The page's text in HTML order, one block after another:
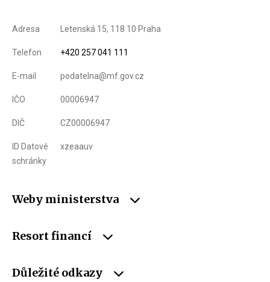
Adresa Letenská 15, 118 10 Praha
Telefon +420 257 041 111
E-mail podatelna@mf.gov.cz
IČO 00006947
DIČ CZ00006947
ID Datové
schránky
xzeaauv
Weby ministerstva
Resort financí
Důležité odkazy